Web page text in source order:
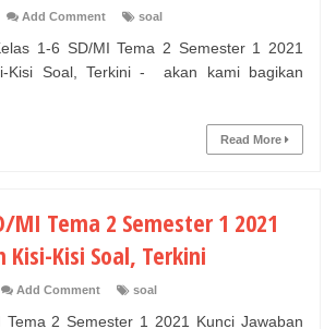
Add Comment soal
1-6 SD/MI Tema 2 Semester 1 2021
Kisi Soal, Terkini - akan kami bagikan
Read More
MI Tema 2 Semester 1 2021
Kisi-Kisi Soal, Terkini
Add Comment soal
2 Semester 1 2021 Kunci Jawaban